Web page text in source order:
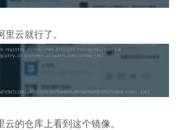
云就行了。
的仓库上看到这个镜像。